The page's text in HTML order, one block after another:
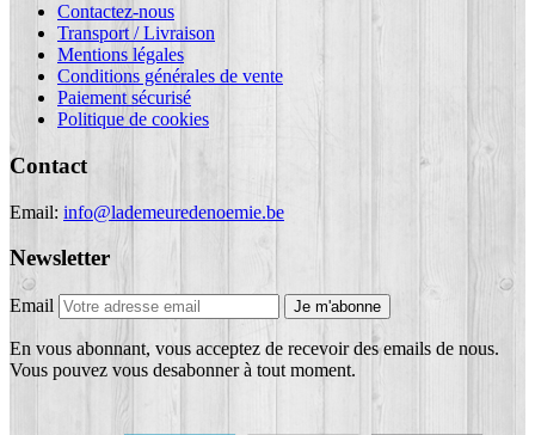
Contactez-nous
Transport / Livraison
Mentions légales
Conditions générales de vente
Paiement sécurisé
Politique de cookies
Contact
Email: info@lademeuredenoemie.be
Newsletter
Email Je m'abonne
En vous abonnant, vous acceptez de recevoir des emails de nous.
Vous pouvez vous desabonner à tout moment.